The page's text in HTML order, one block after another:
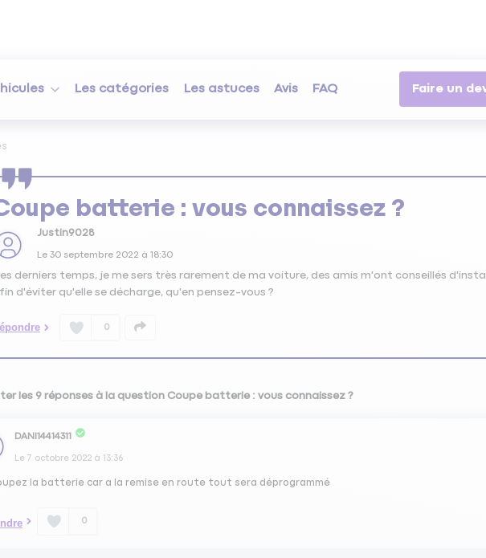
Les catégories Les astuces Avis FAQ Faire un
batterie : vous connaissez ?
Justin9028
Le 30 septembre 2022 à 18:30
derniers temps, je me sers très rarement de ma voiture, des amis m'ont conseillés
d'éviter qu'elle se décharge, qu'en pensez-vous ?
0
les 9 réponses à la question Coupe batterie : vous connaissez ?
DANI14414311
Le 7 octobre 2022 à 13:36
la batterie car a la remise en route tout sera déprogrammé
0